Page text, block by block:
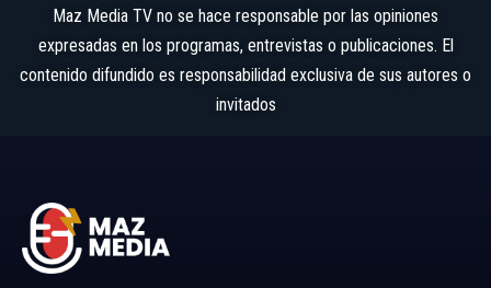
Maz Media TV no se hace responsable por las opiniones
expresadas en los programas, entrevistas o publicaciones. El
contenido difundido es responsabilidad exclusiva de sus autores o
invitados